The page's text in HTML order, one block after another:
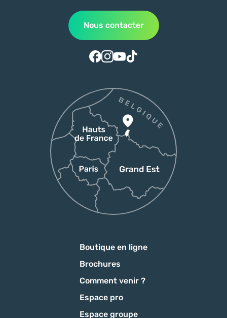
Nous contacter
Suivez-nous sur Facebook
Suivez-nous sur Instagram
Suivez-nous sur Youtube
Suivez-nous sur Tiktok
Boutique en ligne
Brochures
Comment venir ?
Espace pro
Espace groupe